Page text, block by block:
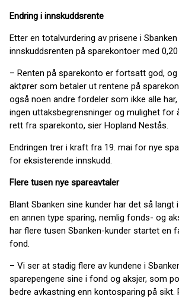
Endring i innskuddsrente
Etter en totalvurdering av prisene i
innskuddsrenten på sparekontoer med
– Renten på sparekonto er fortsatt god,
aktører som betaler ut rentene på
også noen andre fordeler som ikke alle har,
ingen uttaksbegrensninger og mulighet for
rett fra sparekonto, sier Hopland Nestås.
Endringen trer i kraft fra 19. mai for nye
for eksisterende innskudd.
Flere tusen nye spareavtaler
Blant Sbanken sine kunder har det så
en annen type sparing, nemlig fonds- og
har flere tusen Sbanken-kunder startet en
fond.
– Vi ser at stadig flere av kundene i
sparepengene sine i fond og aksjer, som
bedre avkastning enn kontosparing på